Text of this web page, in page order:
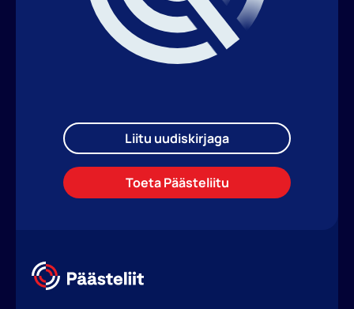
Liitu uudiskirjaga
Toeta Päästeliitu